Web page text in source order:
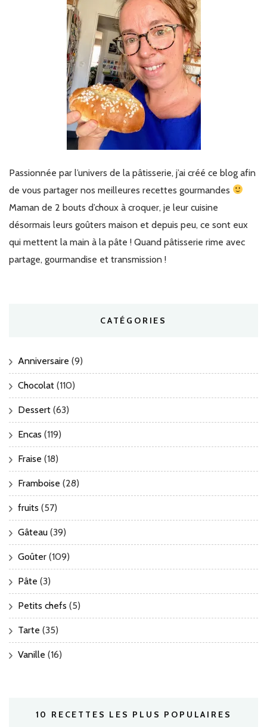
Passionnée par l’univers de la pâtisserie, j’ai créé ce blog afin
de vous partager nos meilleures recettes gourmandes
Maman de 2 bouts d’choux à croquer, je leur cuisine
désormais leurs goûters maison et depuis peu, ce sont eux
qui mettent la main à la pâte ! Quand pâtisserie rime avec
partage, gourmandise et transmission !
CATÉGORIES
Anniversaire (9)
Chocolat (110)
Dessert (63)
Encas (119)
Fraise (18)
Framboise (28)
fruits (57)
Gâteau (39)
Goûter (109)
Pâte (3)
Petits chefs (5)
Tarte (35)
Vanille (16)
10 RECETTES LES PLUS POPULAIRES